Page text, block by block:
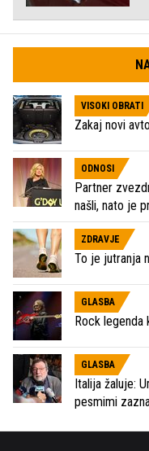
VISOKI OBRATI
Zakaj novi
ODNOSI
Partner
našli, nato je
ZDRAVJE
To je jutranja
GLASBA
Rock legenda
GLASBA
Italija žaluje:
pesmimi